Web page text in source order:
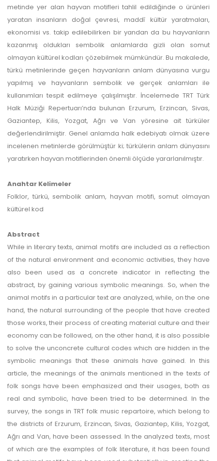
metinde yer alan hayvan motifleri tahlil edildiğinde o ürünleri
yaratan insanların doğal çevresi, maddî kültür yaratmaları,
ekonomisi vs. takip edilebilirken bir yandan da bu hayvanların
kazanmış oldukları sembolik anlamlarda gizli olan somut
olmayan kültürel kodları çözebilmek mümkündür. Bu makalede,
türkü metinlerinde geçen hayvanların anlam dünyasına vurgu
yapılmış ve hayvanların sembolik ve gerçek anlamları ile
kullanımları tespit edilmeye çalışılmıştır. İncelemede TRT Türk
Halk Müziği Repertuarı’nda bulunan Erzurum, Erzincan, Sivas,
Gaziantep, Kilis, Yozgat, Ağrı ve Van yöresine ait türküler
değerlendirilmiştir. Genel anlamda halk edebiyatı olmak üzere
incelenen metinlerde görülmüştür ki; türkülerin anlam dünyasını
yaratırken hayvan motiflerinden önemli ölçüde yararlanılmıştır.
Anahtar Kelimeler
Folklor, türkü, sembolik anlam, hayvan motifi, somut olmayan
kültürel kod
Abstract
While in literary texts, animal motifs are included as a reflection
of the natural environment and economic activities, they have
also been used as a concrete indicator in reflecting the
abstract, by gaining various symbolic meanings. So, when the
animal motifs in a particular text are analyzed, while, on the one
hand, the natural surrounding of the people that have created
those works, their process of creating material culture and their
economy can be followed, on the other hand, it is also possible
to solve the unconcrete cultural codes which are hidden in the
symbolic meanings that these animals have gained. In this
article, the meanings of the animals mentioned in the texts of
folk songs have been emphasized and their usages, both as
real and symbolic, have been tried to be determined. In the
survey, the songs in TRT folk music repartoire, which belong to
the districts of Erzurum, Erzincan, Sivas, Gaziantep, Kilis, Yozgat,
Ağrı and Van, have been assessed. In the analyzed texts, most
of which are the examples of folk literature, it has been found